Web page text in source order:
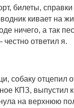
билеты,
кивает на
ничего, а так
ответил я.
собаку отцепил
КПЗ, выпустил
на верхнюю